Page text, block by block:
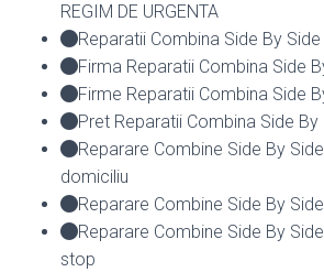
REGIM DE URGENTA
Reparatii Combina Side By Side
Firma Reparatii Combina Side
Firme Reparatii Combina Side
Pret Reparatii Combina Side By
Reparare Combine Side By
domiciliu
Reparare Combine Side By
Reparare Combine Side By
stop